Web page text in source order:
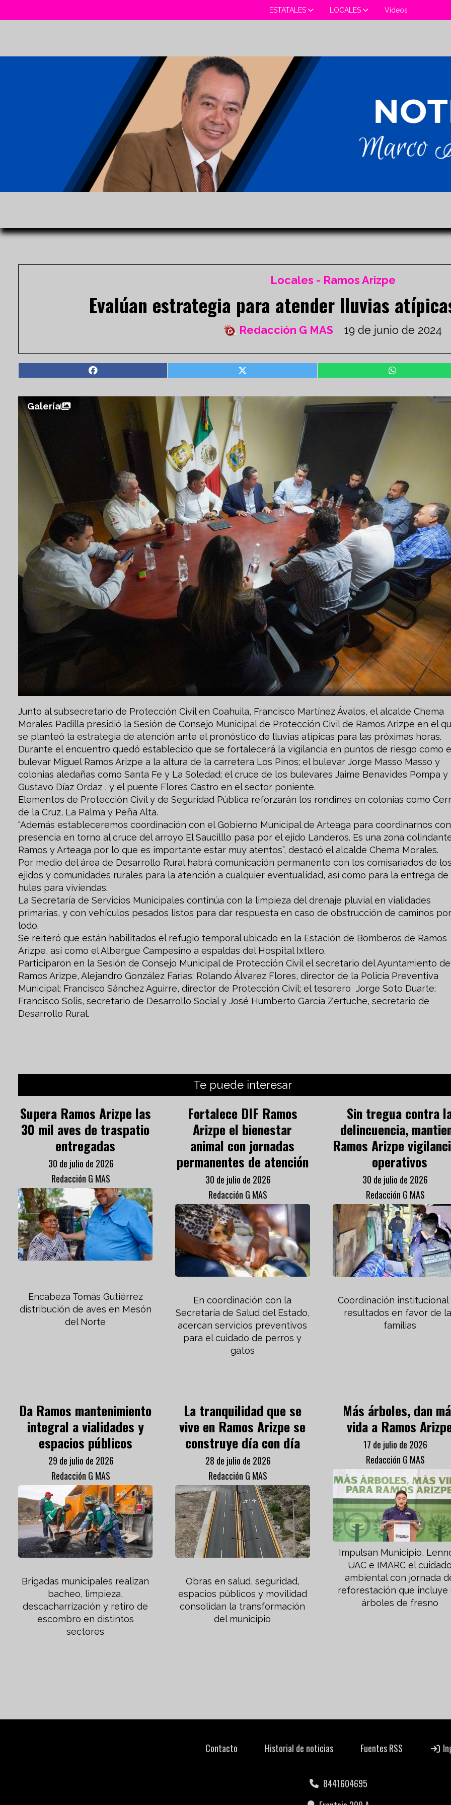
ESTATALES LOCALES Videos
Evalúan estrategia para atender lluvias
Locales - Ramos Arizpe
19 de junio de 2024
Redacción G MAS
Galería
Junto al subsecretario de Protección Civil en Coahuila, Francisco Martínez Ávalos, el alcalde Chema
Morales Padilla presidió la Sesión de Consejo Municipal de Protección Civil de Ramos Arizpe en el
se planteó la estrategia de atención ante el pronóstico de lluvias atípicas para las próximas horas.
Durante el encuentro quedó establecido que se fortalecerá la vigilancia en puntos de riesgo como
bulevar Miguel Ramos Arizpe a la altura de la carretera Los Pinos; el bulevar Jorge Masso Masso y
colonias aledañas como Santa Fe y La Soledad; el cruce de los bulevares Jaime Benavides Pompa y
Gustavo Díaz Ordaz , y el puente Flores Castro en el sector poniente.
Elementos de Protección Civil y de Seguridad Pública reforzarán los rondines en colonias como
de la Cruz, La Palma y Peña Alta.
“Además estableceremos coordinación con el Gobierno Municipal de Arteaga para coordinarnos con
presencia en torno al cruce del arroyo El Saucilllo pasa por el ejido Landeros. Es una zona
Ramos y Arteaga por lo que es importante estar muy atentos”, destacó el alcalde Chema Morales.
Por medio del área de Desarrollo Rural habrá comunicación permanente con los comisariados de
ejidos y comunidades rurales para la atención a cualquier eventualidad, así como para la entrega de
hules para viviendas.
La Secretaría de Servicios Municipales continúa con la limpieza del drenaje pluvial en vialidades
primarias, y con vehículos pesados listos para dar respuesta en caso de obstrucción de caminos por
lodo.
Se reiteró que están habilitados el refugio temporal ubicado en la Estación de Bomberos de Ramos
Arizpe, así como el Albergue Campesino a espaldas del Hospital Ixtlero.
Participaron en la Sesión de Consejo Municipal de Protección Civil el secretario del Ayuntamiento de
Ramos Arizpe, Alejandro González Farias; Rolando Álvarez Flores, director de la Policía Preventiva
Municipal; Francisco Sánchez Aguirre, director de Protección Civil; el tesorero Jorge Soto Duarte;
Francisco Solis, secretario de Desarrollo Social y José Humberto García Zertuche, secretario de
Desarrollo Rural.
Te puede interesar
Supera Ramos Arizpe las
30 mil aves de traspatio
entregadas
Redacción G MAS
30 de julio de 2026
Encabeza Tomás Gutiérrez
distribución de aves en Mesón
del Norte
Fortalece DIF Ramos
Arizpe el bienestar
animal con jornadas
permanentes de atención
Redacción G MAS
30 de julio de 2026
En coordinación con la
Secretaría de Salud del Estado,
acercan servicios preventivos
para el cuidado de perros y
gatos
Sin tregua contra
delincuencia,
Ramos Arizpe
operativos
Redacción G MAS
30 de julio de 2026
Coordinación institucional
resultados en favor de
familias
Da Ramos mantenimiento
integral a vialidades y
espacios públicos
Redacción G MAS
29 de julio de 2026
Brigadas municipales realizan
bacheo, limpieza,
descacharrización y retiro de
escombro en distintos
sectores
La tranquilidad que se
vive en Ramos Arizpe se
construye día con día
Redacción G MAS
28 de julio de 2026
Obras en salud, seguridad,
espacios públicos y movilidad
consolidan la transformación
del municipio
Más árboles, dan
vida a Ramos
Redacción G MAS
17 de julio de 2026
Impulsan Municipio,
UAC e IMARC el
ambiental con jornada
reforestación que incluye
árboles de fresno
Contacto Historial de noticias Fuentes RSS
8441604695